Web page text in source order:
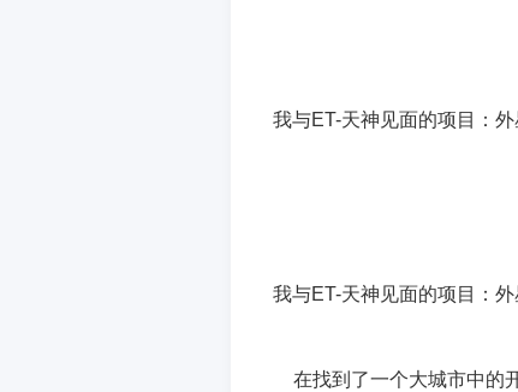
我与ET-天神见面的项目：
我与ET-天神见面的项目：
在找到了一个大城市中的